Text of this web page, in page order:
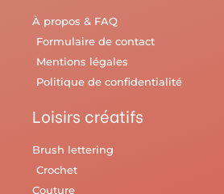
À propos & FAQ
Formulaire de contact
Mentions légales
Politique de confidentialité
Loisirs créatifs
Brush lettering
Crochet
Couture